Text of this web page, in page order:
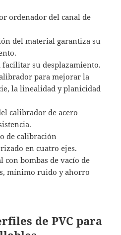
ordenador del canal de
del material garantiza su
facilitar su desplazamiento.
para mejorar la
la linealidad y planicidad
calibrador de acero
de calibración
en cuatro ejes.
con bombas de vacío de
mínimo ruido y ahorro
de PVC para